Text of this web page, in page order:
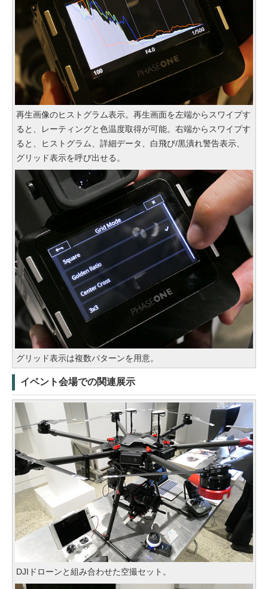
再生画像のヒストグラム表示。再生画面を左端からスワイプす
ると、レーティングと色温度取得が可能。右端からスワイプす
ると、ヒストグラム、詳細データ、白飛び/黒潰れ警告表示、
グリッド表示を呼び出せる。
グリッド表示は複数パターンを用意。
イベント会場での関連展示
DJIドローンと組み合わせた空撮セット。